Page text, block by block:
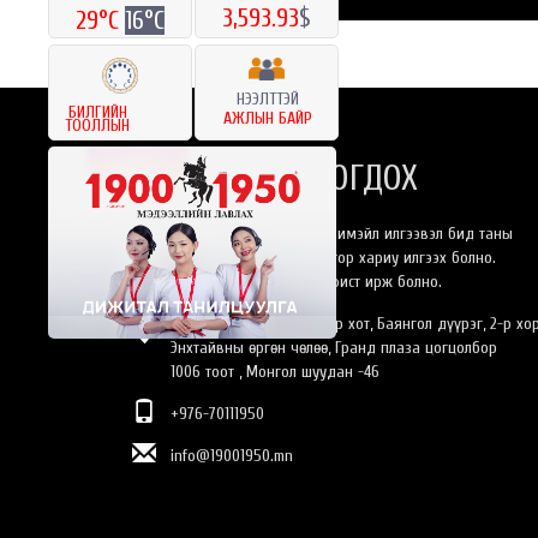
БИДЭНТЭЙ ХОЛБОГДОХ
Та бидэнлүү онлайнаар имэйл илгээвэл бид таны
хүсэлтэнд 24 цагийн дотор хариу илгээх болно.
Эсвэл өөрийн биеэр оффист ирж болно.
Монгол Улс, Улаанбаатар хот, Баянгол дүүрэг, 2-р
Энхтайвны өргөн чөлөө, Гранд плаза цогцолбор
1006 тоот , Монгол шуудан -46
+976-70111950
info@19001950.mn
29°C 16°C 3,593.93$
БИЛГИЙН
ТООЛЛЫН
НЭЭЛТТЭЙ
АЖЛЫН БАЙР